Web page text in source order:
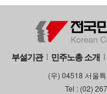
부설기관 민주노총 소개
(우) 04518 서울
Tel : (02)